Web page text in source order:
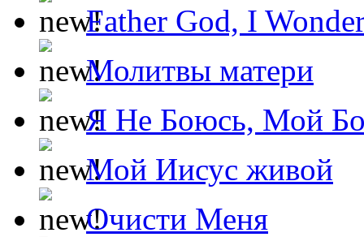
Father God, I
Молитвы матери
Я Не Боюсь, Мой
Мой Иисус живой
Очисти Меня